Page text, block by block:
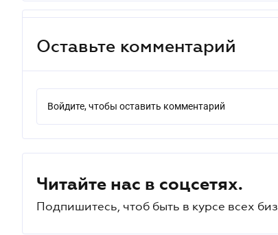
Оставьте комментарий
Войдите, чтобы оставить комментарий
Читайте нас в соцсетях.
Подпишитесь, чтоб быть в курсе всех